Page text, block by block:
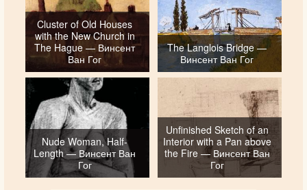
Cluster of Old Houses
with the New Church in
The Hague — Винсент
Ван Гог
The Langlois Bridge —
Винсент Ван Гог
Nude Woman, Half-
Length — Винсент Ван
Гог
Unfinished Sketch of an
Interior with a Pan above
the Fire — Винсент Ван
Гог